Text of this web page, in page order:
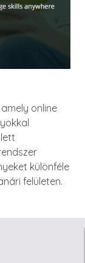
online
különféle
felületen.